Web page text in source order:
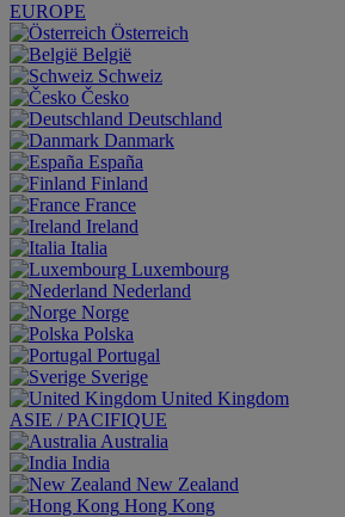
EUROPE
Österreich
België
Schweiz
Česko
Deutschland
Danmark
España
Finland
France
Ireland
Italia
Luxembourg
Nederland
Norge
Polska
Portugal
Sverige
United Kingdom
ASIE / PACIFIQUE
Australia
India
New Zealand
Hong Kong